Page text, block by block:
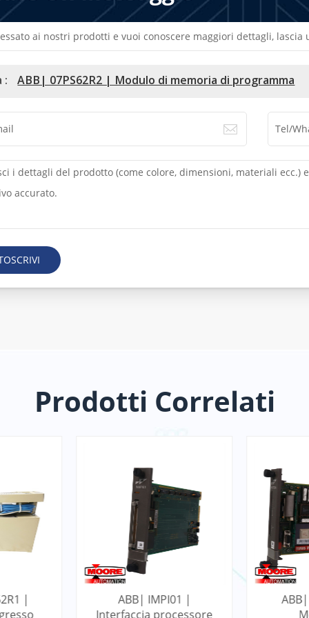
ai nostri prodotti e vuoi conoscere maggiori dettagli,
: ABB| 07PS62R2 | Modulo di memoria di programma
Prodotti Correlati
|
ABB| IINICT03A |
Modulo di
ABB|